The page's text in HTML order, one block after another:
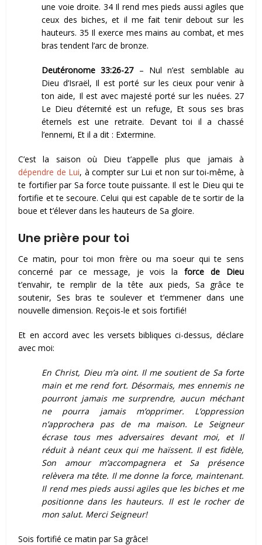
une voie droite. 34 Il rend mes pieds aussi agiles que
ceux des biches, et il me fait tenir debout sur les
hauteurs. 35 Il exerce mes mains au combat, et mes
bras tendent l’arc de bronze.
Deutéronome 33:26-27– Nul n’est semblable au
Dieu d’Israël, Il est porté sur les cieux pour venir à
ton aide, Il est avec majesté porté sur les nuées. 27
Le Dieu d’éternité est un refuge, Et sous ses bras
éternels est une retraite. Devant toi il a chassé
l’ennemi, Et il a dit : Extermine.
C’est la saison où Dieu t’appelle plus que jamais à
dépendre de Lui, à compter sur Lui et non sur toi-même, à
te fortifier par Sa force toute puissante. Il est le Dieu qui te
fortifie et te secoure. Celui qui est capable de te sortir de la
boue et t’élever dans les hauteurs de Sa gloire.
Une prière pour toi
Ce matin, pour toi mon frère ou ma soeur qui te sens
concerné par ce message, je vois laforce de Dieu
t’envahir, te remplir de la tête aux pieds, Sa grâce te
soutenir, Ses bras te soulever et t’emmener dans une
nouvelle dimension. Reçois-le et sois fortifié!
Et en accord avec les versets bibliques ci-dessus, déclare
avec moi:
En Christ, Dieu m’a oint. Il me soutient de Sa forte
main et me rend fort. Désormais, mes ennemis ne
pourront jamais me surprendre, aucun méchant
ne pourra jamais m’opprimer. L’oppression
n’approchera pas de ma maison. Le Seigneur
écrase tous mes adversaires devant moi, et Il
réduit à néant ceux qui me haïssent. Il est fidèle,
Son amour m’accompagnera et Sa présence
relèvera ma tête. Il me donne la force, maintenant.
Il rend mes pieds aussi agiles que les biches et me
positionne dans les hauteurs. Il est le rocher de
mon salut. Merci Seigneur!
Sois fortifié ce matin par Sa grâce!